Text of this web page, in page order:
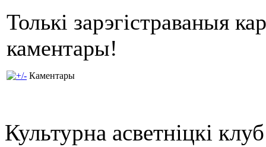
Толькі зарэгістраваныя
каментары!
Каментары
Культурна асветнiцкi